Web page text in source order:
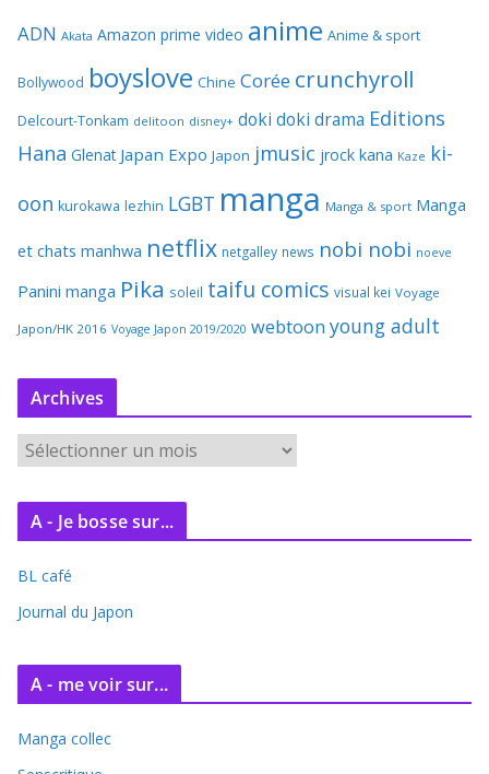
ADN Akata Amazon prime video anime Anime & sport
Bollywood boyslove Chine Corée crunchyroll
Delcourt-Tonkam delitoon disney+ doki doki drama Editions
Hana Glenat Japan Expo Japon jmusic jrock kana Kaze ki-
oon kurokawa lezhin LGBT manga Manga & sport Manga
et chats manhwa netflix netgalley news nobi nobi noeve
Panini manga Pika soleil taifu comics visual kei Voyage
Japon/HK 2016 Voyage Japon 2019/2020 webtoon young adult
Archives
r
c
v
e
A - Je bosse sur...
BL café
Journal du Japon
A - me voir sur...
Manga collec